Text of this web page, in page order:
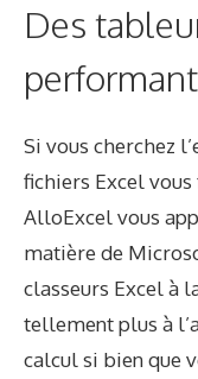
Des
Si vous cherchez
fichiers Excel
AlloExcel vous
matière de
classeurs Excel à
tellement plus à
calcul si bien que